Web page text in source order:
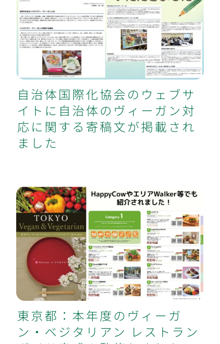
自治体国際化協会のウェブサイトに自
治体のヴィーガン対応に関する寄稿文
が掲載されました
自治体国際化協会のウェブサ
イトに自治体のヴィーガン対
応に関する寄稿文が掲載され
ました
東京都：本年度のヴィーガン・ベジタ
リアン レストランガイド完成！監修
しました
東京都：本年度のヴィーガ
ン・ベジタリアン レストラン